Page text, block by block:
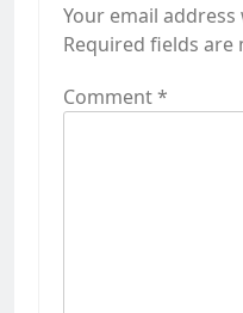
Your email
Required fields are
Comment*